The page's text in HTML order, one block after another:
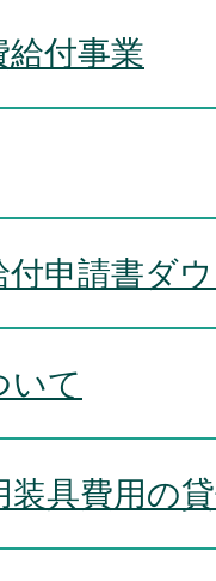
給付事業
付申請書ダ
いて
装具費用の